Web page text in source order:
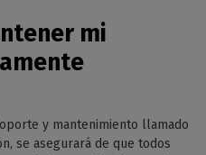
mi
y mantenimiento llamado
se asegurará de que todos